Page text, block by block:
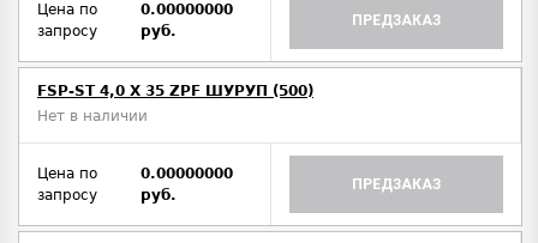
Цена по
запросу
0.00000000
руб.
ПРЕДЗАКАЗ
FSP-ST 4,0 X 35 ZPF ШУРУП (500)
Нет в наличии
Цена по
запросу
0.00000000
руб.
ПРЕДЗАКАЗ